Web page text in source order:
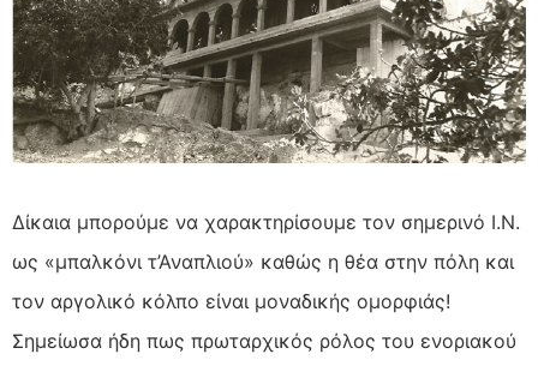
Δίκαια μπορούμε να χαρακτηρίσουμε τον σημερινό Ι.Ν.
ως «μπαλκόνι τ’Αναπλιού» καθώς η θέα στην πόλη και
τον αργολικό κόλπο είναι μοναδικής ομορφιάς!
Σημείωσα ήδη πως πρωταρχικός ρόλος του ενοριακού